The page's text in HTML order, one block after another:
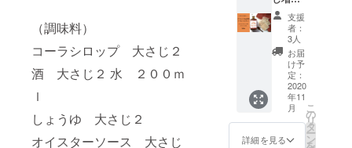
（調味料）
コーラシロップ 大さじ２
酒 大さじ２ 水 ２００ｍ
ｌ
しょうゆ 大さじ２
オイスターソース 大さじ
華やか
月桃
茶
（リー
フ２０
ｇもし
くは
ティ
バッグ
７個
秋田の
味わい
のクラ
フト
コーラ
は、集
中力を
高めた
い時や
パワー
チャー
ジをし
「薬草
のある
暮らし
ラボ」
の第2期
で開催
するイ
ベント
にお試
しで1回
のオン
し！！
／／
【元気
になら
ざるを
得な
い！オ
タネニ
ンジン
約100倍
増強
支援
者：
3人
お届
け予
定：
2020
年11
月
詳細を見る
こ
の
リ
タ
ー
ン